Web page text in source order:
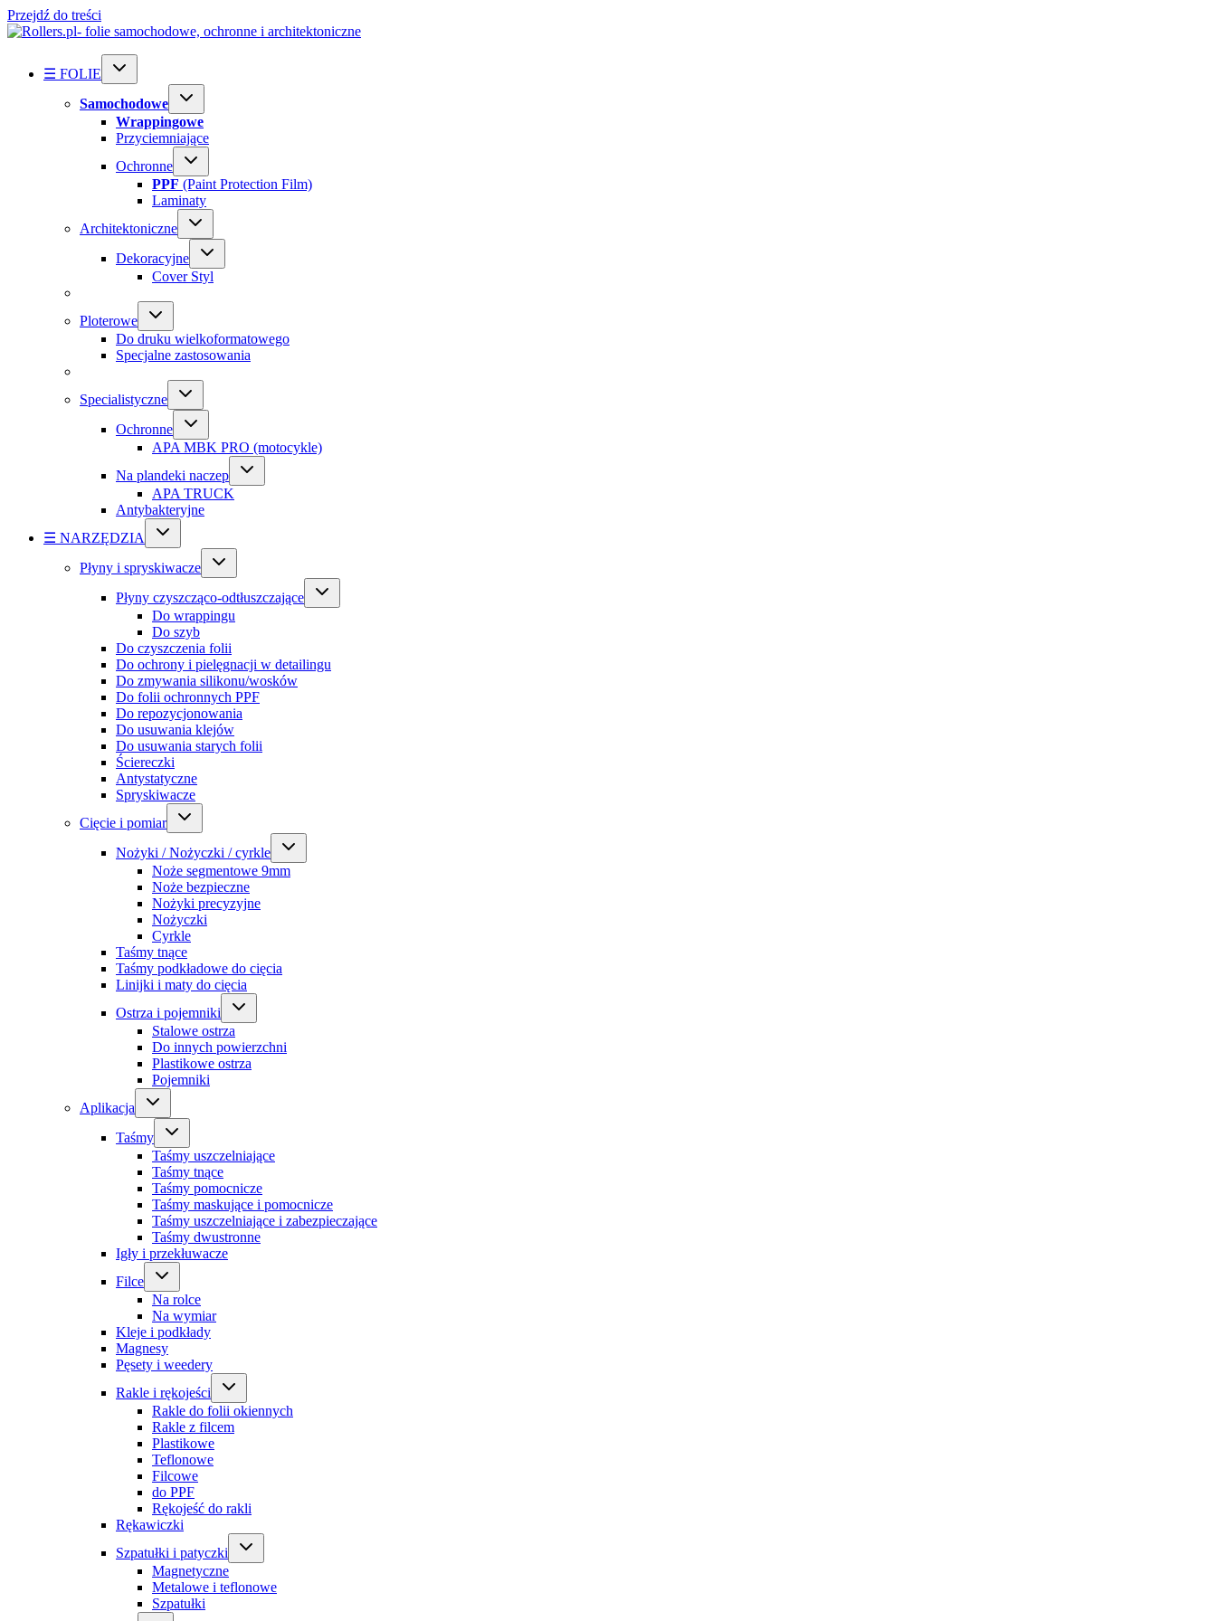
Przejdź do treści
☰ FOLIE
Samochodowe
Wrappingowe
Przyciemniające
Ochronne
PPF (Paint Protection Film)
Laminaty
Architektoniczne
Dekoracyjne
Cover Styl
Ploterowe
Do druku wielkoformatowego
Specjalne zastosowania
Specialistyczne
Ochronne
APA MBK PRO (motocykle)
Na plandeki naczep
APA TRUCK
Antybakteryjne
☰ NARZĘDZIA
Płyny i spryskiwacze
Płyny czyszcząco-odtłuszczające
Do wrappingu
Do szyb
Do czyszczenia folii
Do ochrony i pielęgnacji w detailingu
Do zmywania silikonu/wosków
Do folii ochronnych PPF
Do repozycjonowania
Do usuwania klejów
Do usuwania starych folii
Ściereczki
Antystatyczne
Spryskiwacze
Cięcie i pomiar
Nożyki / Nożyczki / cyrkle
Noże segmentowe 9mm
Noże bezpieczne
Nożyki precyzyjne
Nożyczki
Cyrkle
Taśmy tnące
Taśmy podkładowe do cięcia
Linijki i maty do cięcia
Ostrza i pojemniki
Stalowe ostrza
Do innych powierzchni
Plastikowe ostrza
Pojemniki
Aplikacja
Taśmy
Taśmy uszczelniające
Taśmy tnące
Taśmy pomocnicze
Taśmy maskujące i pomocnicze
Taśmy uszczelniające i zabezpieczające
Taśmy dwustronne
Igły i przekłuwacze
Filce
Na rolce
Na wymiar
Kleje i podkłady
Magnesy
Pęsety i weedery
Rakle i rękojeści
Rakle do folii okiennych
Rakle z filcem
Plastikowe
Teflonowe
Filcowe
do PPF
Rękojeść do rakli
Rękawiczki
Szpatułki i patyczki
Magnetyczne
Metalowe i teflonowe
Szpatułki